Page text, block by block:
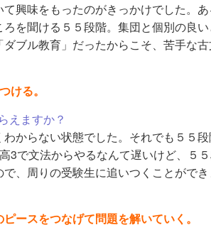
興味をもったのがきっかけでした。
を聞ける５５段階。集団と個別の良
ブル教育」だったからこそ、苦手な
ける。
えますか？
からない状態でした。それでも５５
3で文法からやるなんて遅いけど、５
、周りの受験生に追いつくことができ
ースをつなげて問題を解いていく。